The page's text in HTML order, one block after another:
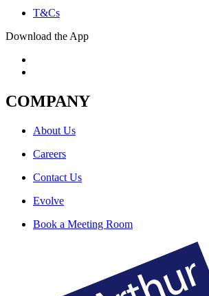
T&Cs
Download the App
COMPANY
About Us
Careers
Contact Us
Evolve
Book a Meeting Room